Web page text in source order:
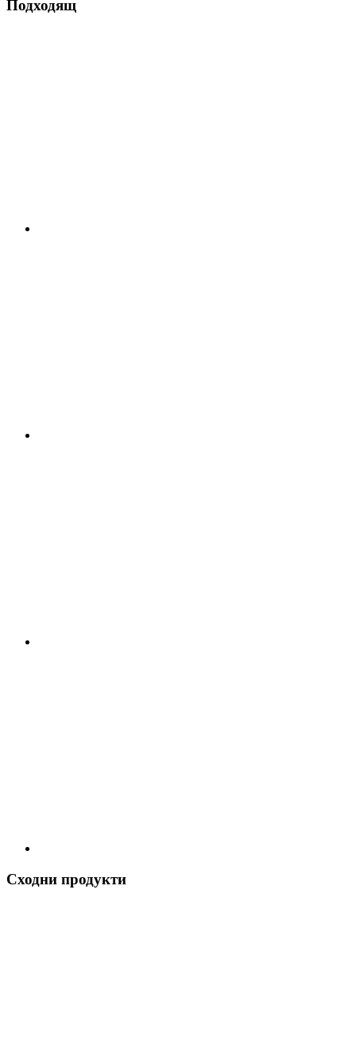
Подходящ
Сходни продукти